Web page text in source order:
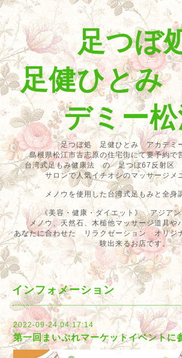
足つぼ
足健ひと
デミー
足つぼ処 足健ひとみ アカデミ
島根県松江市古志原の住宅街にて要予約で
台湾式足もみ健康法 の 足つぼ67反射区
サロンで人気イチオシのマッサー
メノウを使用した台湾式足もみと全
《美容・健康・ダイエット》 アジアン
メノウ、天然石、木槌他マッサージ道具や
あなたに合わせた リラクゼーション オリジ
験出来るお店です。
インフォメーション
2022-09-24 04:17:14
第一回まいぷれマーケットイベントに